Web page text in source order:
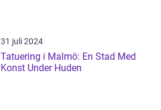
31 juli 2024
Tatuering i Malmö: En Stad Med
Konst Under Huden